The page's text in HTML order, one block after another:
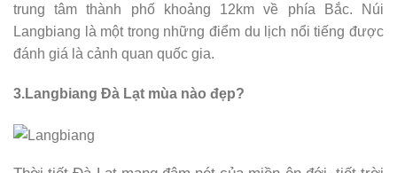
trung tâm thành phố khoảng 12km về phía Bắc. Núi
Langbiang là một trong những điểm du lịch nổi tiếng được
đánh giá là cảnh quan quốc gia.
3.Langbiang Đà Lạt mùa nào đẹp?